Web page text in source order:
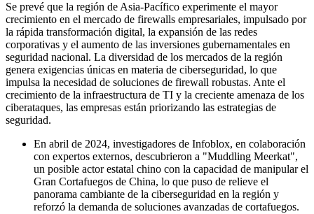
Se prevé que la región de Asia-Pacífico experimente el mayor
crecimiento en el mercado de firewalls empresariales, impulsado por
la rápida transformación digital, la expansión de las redes
corporativas y el aumento de las inversiones gubernamentales en
seguridad nacional. La diversidad de los mercados de la región
genera exigencias únicas en materia de ciberseguridad, lo que
impulsa la necesidad de soluciones de firewall robustas. Ante el
crecimiento de la infraestructura de TI y la creciente amenaza de los
ciberataques, las empresas están priorizando las estrategias de
seguridad.
En abril de 2024, investigadores de Infoblox, en colaboración
con expertos externos, descubrieron a "Muddling Meerkat",
un posible actor estatal chino con la capacidad de manipular el
Gran Cortafuegos de China, lo que puso de relieve el
panorama cambiante de la ciberseguridad en la región y
reforzó la demanda de soluciones avanzadas de cortafuegos.